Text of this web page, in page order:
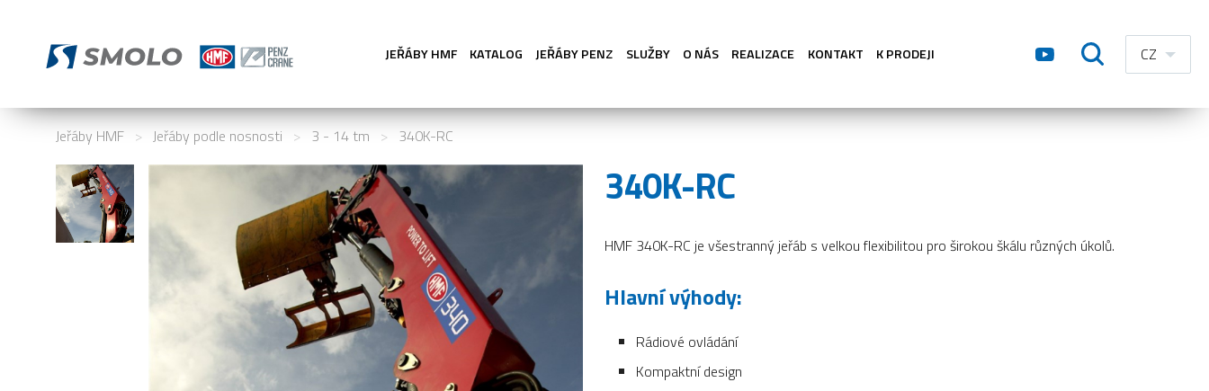
Jeřáby HMF > Jeřáby podle nosnosti > 3 - 14 tm > 340K-RC
340K-RC
HMF 340K-RC je všestranný jeřáb s velkou flexibilitou pro širokou škálu různých úkolů.
Hlavní výhody:
Rádiové ovládání
Kompaktní design
JEŘÁBY HMF KATALOG JEŘÁBY PENZ SLUŽBY O NÁS REALIZACE KONTAKT K PRODEJI CZ